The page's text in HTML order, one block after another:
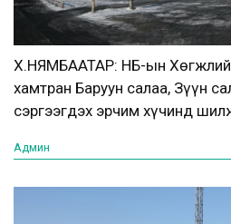
Х.НЯМБААТАР: НҮБ-ын
хамтран Баруун салаа, Зүүн
сэргээгдэх эрчим хүчинд
Админ